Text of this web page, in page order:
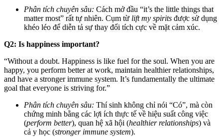
Phân tích chuyên sâu: Cách mở đầu “it’s the little things that
matter most” rất tự nhiên. Cụm từ lift my spirits được sử dụng
khéo léo để diễn tả sự thay đổi tích cực về mặt cảm xúc.
Q2: Is happiness important?
“Without a doubt. Happiness is like fuel for the soul. When you are
happy, you perform better at work, maintain healthier relationships,
and have a stronger immune system. It’s fundamentally the ultimate
goal that everyone is striving for.”
Phân tích chuyên sâu: Thí sinh không chỉ nói “Có”, mà còn
chứng minh bằng các lợi ích thực tế về hiệu suất công việc
(perform better), quan hệ xã hội (healthier relationships) và
cả y học (stronger immune system).